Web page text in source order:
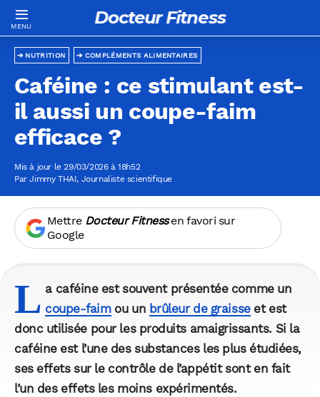
Docteur Fitness
COMPLÉMENTS ALIMENTAIRES
NUTRITION
Caféine : ce stimulant est-
il aussi un coupe-faim
efficace ?
Mis à jour le 29/03/2026 à 18h52
ParJimmy THAI, Journaliste scientifique
Mettre Docteur Fitnessen favori sur
Google
L a caféine est souvent présentée comme un
coupe-faimou un brûleur de graisseet est
donc utilisée pour les produits amaigrissants. Si la
caféine est l’une des substances les plus étudiées,
ses effets sur le contrôle de l’appétit sont en fait
l’un des effets les moins expérimentés.